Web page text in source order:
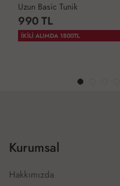
Uzun Basic Tunik
990 TL
İKİLİ ALIMDA 1800TL
Kurumsal
Hakkımızda